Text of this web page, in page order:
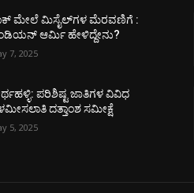
ಮೇಲೆ ಮಿಸೈಲ್​ಗಳ ಮೆರವಣಿಗೆ :
ಆರ್ಮಿ ಹೇಳಿದ್ದೇನು?
7, 2025
ಪರಿಶಿಷ್ಟ ಜಾತಿಗಳ ವಿವಿಧ
ದತ್ತಾಂಶ ಸಮೀಕ್ಷೆ
5, 2025